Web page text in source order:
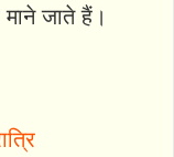
जाते हैं।